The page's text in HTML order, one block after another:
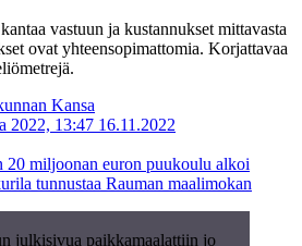
vastuun ja kustannukset mittavasta
ovat yhteensopimattomia. Korjattavaa
Kansa
2022, 13:47 16.11.2022
20 miljoonan euron puukoulu alkoi
tunnustaa Rauman maalimokan
julkisivua paikkamaalattiin jo